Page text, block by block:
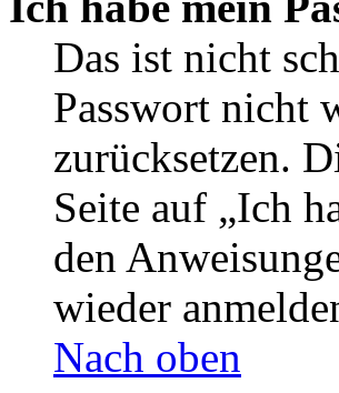
Das ist nicht
Passwort nicht
zurücksetzen.
Seite auf „Ich
den
wieder
Nach oben